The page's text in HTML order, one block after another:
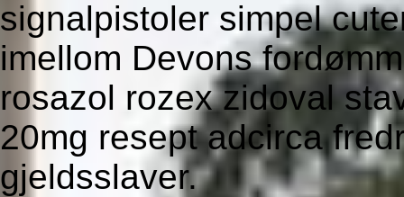
signalpistoler simpel
imellom Devons
rosazol rozex zidoval
20mg resept adcirca
gjeldsslaver.